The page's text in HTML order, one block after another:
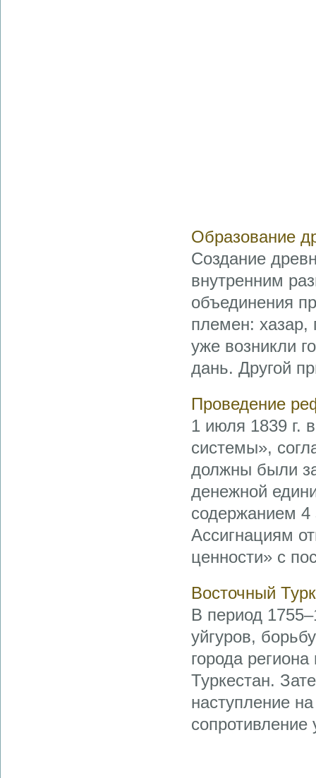
Образование
Создание
внутренним
объединения
племен: хазар,
уже возникли
дань. Другой
Проведение
1 июля 1839 г.
системы»,
должны были
денежной
содержанием 4
Ассигнациям
ценности» с
Восточный
В период
уйгуров,
города
Туркестан.
наступление
сопротивление